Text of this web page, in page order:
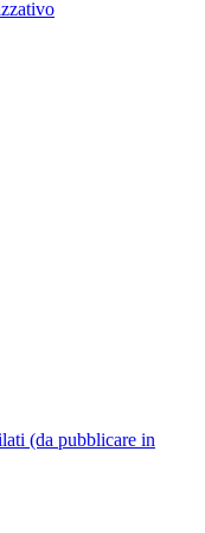
(da pubblicare in